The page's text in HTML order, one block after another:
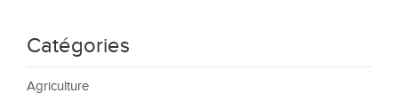
Catégories
Agriculture